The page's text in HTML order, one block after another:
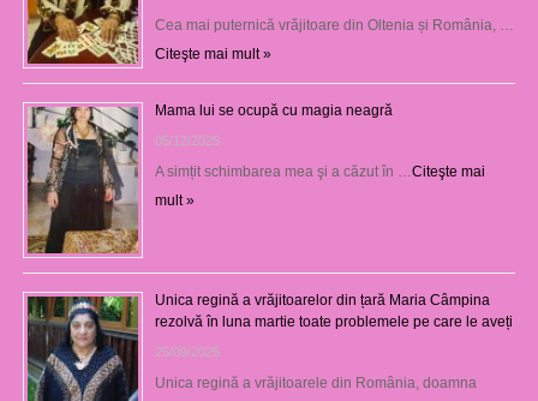
Cea mai puternică vrăjitoare din Oltenia și România, …
Citeşte mai mult »
Mama lui se ocupă cu magia neagră
05/12/2025
A simțit schimbarea mea şi a căzut în … Citeşte mai
mult »
Unica regină a vrăjitoarelor din țară Maria Câmpina
rezolvă în luna martie toate problemele pe care le aveți
25/09/2025
Unica regină a vrăjitoarele din România, doamna